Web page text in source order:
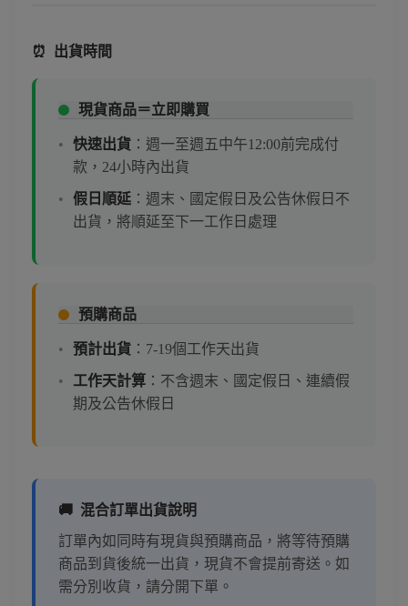
⏰ 出貨時間
現貨商品＝立即購買
快速出貨 ：週一至週五中午12:00前完成付
款，24小時內出貨
假日順延 ：週末、國定假日及公告休假日不
出貨，將順延至下一工作日處理
預購商品
預計出貨 ：7-19個工作天出貨
工作天計算 ：不含週末、國定假日、連續假
期及公告休假日
🚚 混合訂單出貨說明
訂單內如同時有現貨與預購商品，將等待預購
商品到貨後統一出貨，現貨不會提前寄送。如
需分別收貨，請分開下單。